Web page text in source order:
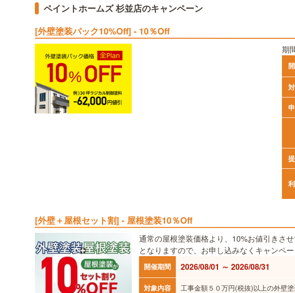
ペイントホームズ 杉並店のキャンペーン
[外壁塗装パック10%Off] - 10％Off
期
[外壁＋屋根セット割] - 屋根塗装10％Off
通常の屋根塗装価格より、10%お値引きさ
となりますので、お申し込みなくキャンペー
開催期間 2026/08/01 ～ 2026/08/31
対象内容 工事金額５０万円(税抜)以上の外壁